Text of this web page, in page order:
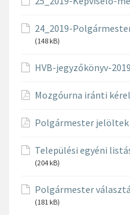
24_2019-
(148 kB)
HVB-jegyzőkönyv-
Mozgóurna iránti
Polgármester jelöltek
Települési egyéni
(204 kB)
Polgármester
(181 kB)